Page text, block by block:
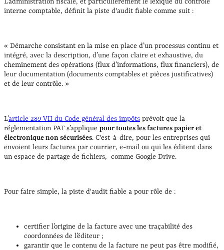
interne comptable, définit la piste d'audit fiable comme suit :
« Démarche consistant en la mise en place d’un processus continu et
intégré, avec la description, d’une façon claire et exhaustive, du
cheminement des opérations (flux d’informations, flux financiers), de
leur documentation (documents comptables et pièces justificatives)
et de leur contrôle. »
L’article 289 VII du Code général des impôts prévoit que la
réglementation PAF s’applique pour toutes les factures papier et
électronique non sécurisées. C'est-à-dire, pour les entreprises qui
envoient leurs factures par courrier, e-mail ou qui les éditent dans
un espace de partage de fichiers, comme Google Drive.
Pour faire simple, la piste d'audit fiable a pour rôle de :
certifier l’origine de la facture avec une traçabilité des
coordonnées de l’éditeur ;
garantir que le contenu de la facture ne peut pas être modifié,